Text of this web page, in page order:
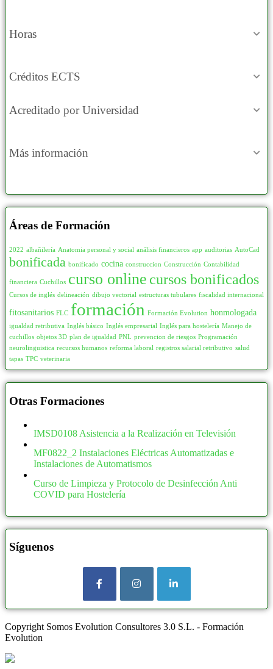
Horas
Créditos ECTS
Acreditado por Universidad
Más información
Áreas de Formación
2022 albañilería Anatomia personal y social análisis financieros app auditorias AutoCad
bonificada bonificado cocina construccion Construcción Contabilidad
financiera Cuchillos curso online cursos bonificados
Cursos de inglés delineación dibujo vectorial estructuras tubulares fiscalidad internacional
fitosanitarios FLC formación Formación Evolution honmologada
igualdad retributiva Inglés básico Inglés empresarial Inglés para hostelería Manejo de
cuchillos objetos 3D plan de igualdad PNL prevencion de riesgos Programación
neurolinguistica recursos humanos reforma laboral registros salarial retributivo salud
tapas TPC veterinaria
Otras Formaciones
IMSD0108 Asistencia a la Realización en Televisión
MF0822_2 Instalaciones Eléctricas Automatizadas e
Instalaciones de Automatismos
Curso de Limpieza y Protocolo de Desinfección Anti
COVID para Hostelería
Síguenos
Copyright Somos Evolution Consultores 3.0 S.L. - Formación
Evolution